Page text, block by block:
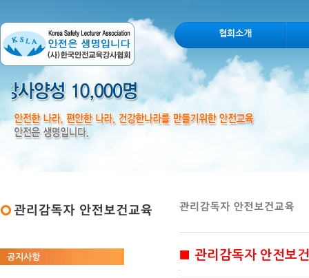
공지사항
협회소개
■ 관리감독자 안전보